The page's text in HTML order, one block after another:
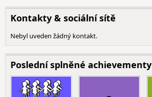
Kontakty & sociální sítě
Nebyl uveden žádný kontakt.
Poslední splněné achievementy